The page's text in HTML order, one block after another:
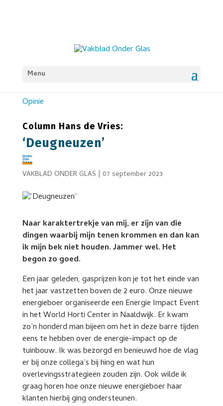
Menu
Opinie
Column Hans de Vries:
‘Deugneuzen’
VAKBLAD ONDER GLAS | 07 september 2023
Naar karaktertrekje van mij, er zijn van die
dingen waarbij mijn tenen krommen en dan kan
ik mijn bek niet houden. Jammer wel. Het
begon zo goed.
Een jaar geleden, gasprijzen kon je tot het einde van
het jaar vastzetten boven de 2 euro. Onze nieuwe
energieboer organiseerde een Energie Impact Event
in het World Horti Center in Naaldwijk. Er kwam
zo’n honderd man bijeen om het in deze barre tijden
eens te hebben over de energie-impact op de
tuinbouw. Ik was bezorgd en benieuwd hoe de vlag
er bij onze collega’s bij hing en wat hun
overlevingsstrategieën zouden zijn. Ook wilde ik
graag horen hoe onze nieuwe energieboer haar
klanten hierbij ging ondersteunen.